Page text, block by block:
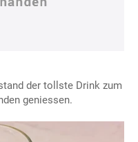
der tollste Drink zum
geniessen.